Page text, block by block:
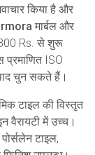
किया है और
मार्बल और
300 Rs. से शुरू
ISO
चुन सकते हैं।
टाइल की विस्तृत
वैरायटी में उच्च।
टाइल,